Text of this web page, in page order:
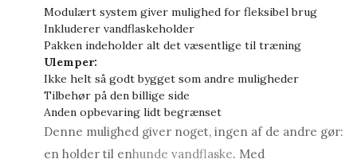
Modulært system giver mulighed for fleksibel brug
Inkluderer vandflaskeholder
Pakken indeholder alt det væsentlige til træning
Ulemper:
Ikke helt så godt bygget som andre muligheder
Tilbehør på den billige side
Anden opbevaring lidt begrænset
Denne mulighed giver noget, ingen af ​​de andre gør:
en holder til enhunde vandflaske. Med